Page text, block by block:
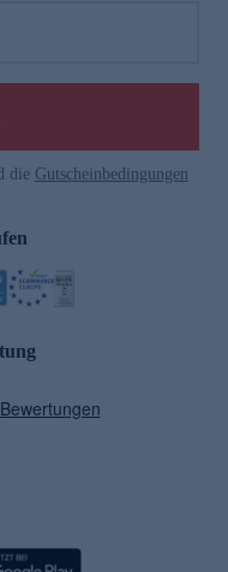
die Gutscheinbedingungen